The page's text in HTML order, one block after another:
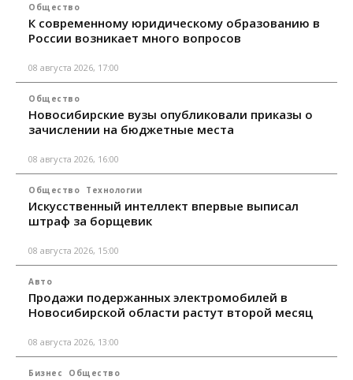
Общество
К современному юридическому образованию в
России возникает много вопросов
08 августа 2026, 17:00
Общество
Новосибирские вузы опубликовали приказы о
зачислении на бюджетные места
08 августа 2026, 16:00
Общество Технологии
Искусственный интеллект впервые выписал
штраф за борщевик
08 августа 2026, 15:00
Авто
Продажи подержанных электромобилей в
Новосибирской области растут второй месяц
08 августа 2026, 13:00
Бизнес Общество